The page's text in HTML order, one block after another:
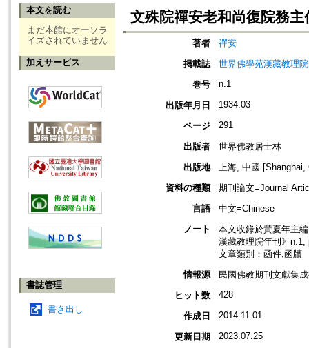
本文を読む
まだ本館にオーソラ
イズされていません
加えサービス
書誌管理
書き出し
文殊院禪安老和尚復院務主
著者
禪安
掲載誌
世界佛學苑漢藏教理
巻号
n.1
出版年月日 1934.03
ページ 291
出版者
世界佛教居士林
出版地
上海, 中國 [Shanghai,
資料の種類
期刊論文=Journal
言語
中文=Chinese
ノート
本文收錄於黃夏年主
漢藏教理院年刊》n.1,
文章類別：函件,函牘
情報源
民國佛教期刊文獻集
ヒット数
428
作成日 2014.11.01
更新日期 2023.07.25